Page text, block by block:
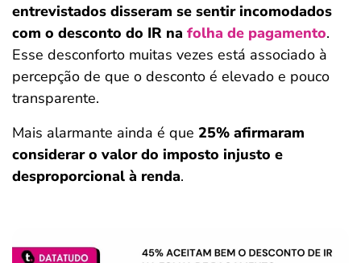
entrevistados disseram se sentir incomodados
com o desconto do IR na folha de pagamento.
Esse desconforto muitas vezes está associado à
percepção de que o desconto é elevado e pouco
transparente.
Mais alarmante ainda é que 25% afirmaram
considerar o valor do imposto injusto e
desproporcional à renda.